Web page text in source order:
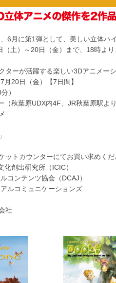
6月に第1弾として、美しい立体ハ
（土）～20日（金）まで、18時よ
ーが活躍する楽しい3Dアニメー
20日（金）【7日間】
）
秋葉原UDX内4F、JR秋葉原駅より
ットカウンターにてお買い求めくだ
創出研究所（ICIC）
ンテンツ協会（DCAJ）
ミュニケーションズ
社